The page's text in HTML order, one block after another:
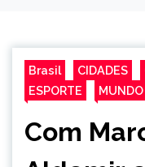
Brasil CIDADES
ESPORTE
MUNDO
Com